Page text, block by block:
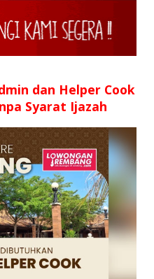
dan Helper Cook
Syarat Ijazah